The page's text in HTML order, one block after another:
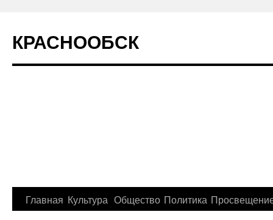
КРАСНООБСК
Перейти
Главная Культура Общество Политика